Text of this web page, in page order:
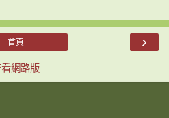
›
首頁
網路版